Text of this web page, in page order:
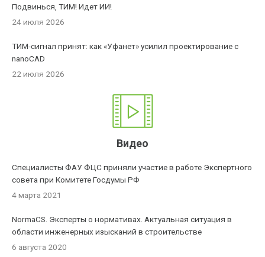
Подвинься, ТИМ! Идет ИИ!
24 июля 2026
ТИМ-сигнал принят: как «Уфанет» усилил проектирование с
nanoCAD
22 июля 2026
Видео
Специалисты ФАУ ФЦС приняли участие в работе Экспертного
совета при Комитете Госдумы РФ
4 марта 2021
NormaCS. Эксперты о нормативах. Актуальная ситуация в
области инженерных изысканий в строительстве
6 августа 2020